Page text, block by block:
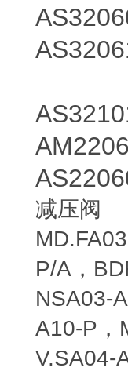
减压阀
P/A，
NSA03-
A10-P，
V.SA04-